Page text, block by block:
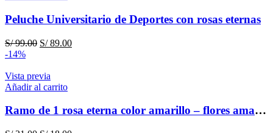
Peluche Universitario de Deportes con rosas eternas
S/99.00 El
era:
S/ 99.00.
S/89.00El
-14%
Vista previa
Añadir al carrito
Ramo de 1 rosa eterna color amarillo – flores amarillas